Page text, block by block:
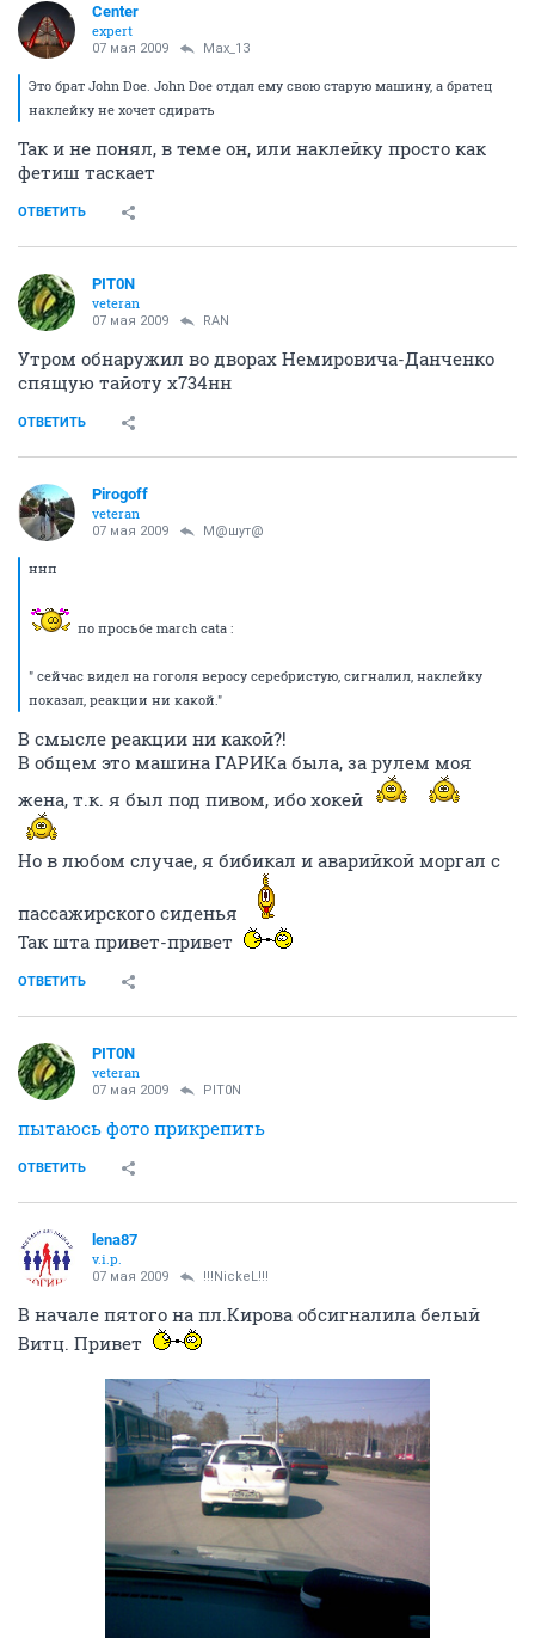
Center
expert
07 мая 2009 Max_13
Это брат John Doe. John Doe отдал ему свою старую машину, а братец
наклейку не хочет сдирать
Так и не понял, в теме он, или наклейку просто как
фетиш таскает
ОТВЕТИТЬ
PIT0N
veteran
07 мая 2009 RAN
Утром обнаружил во дворах Немировича-Данченко
спящую тайоту х734нн
ОТВЕТИТЬ
Pirogoff
veteran
07 мая 2009 М@шут@
ннп
по просьбе march catа :
" сейчас видел на гоголя веросу серебристую, сигналил, наклейку
показал, реакции ни какой."
В смысле реакции ни какой?!
В общем это машина ГАРИКа была, за рулем моя
жена, т.к. я был под пивом, ибо хокей
Но в любом случае, я бибикал и аварийкой моргал с
пассажирского сиденья
Так шта привет-привет
ОТВЕТИТЬ
PIT0N
veteran
07 мая 2009 PIT0N
пытаюсь фото прикрепить
ОТВЕТИТЬ
lena87
v.i.p.
07 мая 2009 !!!NickeL!!!
В начале пятого на пл.Кирова обсигналила белый
Витц. Привет